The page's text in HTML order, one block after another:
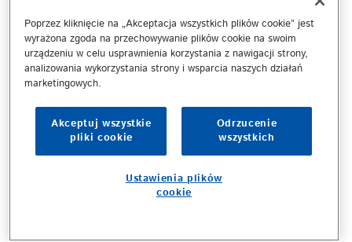
Poprzez kliknięcie na „Akceptacja wszystkich plików cookie” jest
wyrażona zgoda na przechowywanie plików cookie na swoim
urządzeniu w celu usprawnienia korzystania z nawigacji strony,
analizowania wykorzystania strony i wsparcia naszych działań
marketingowych.
Akceptuj wszystkie
pliki cookie
Odrzucenie
wszystkich
Ustawienia plików
cookie